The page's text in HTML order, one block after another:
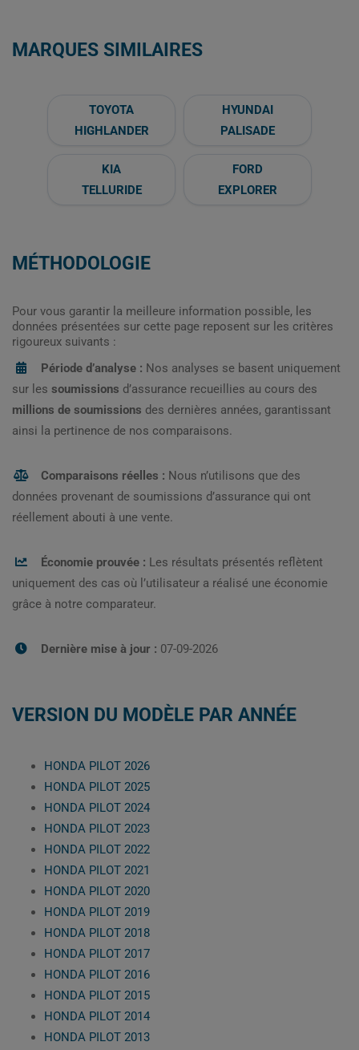
MARQUES SIMILAIRES
TOYOTA
HIGHLANDER
HYUNDAI
PALISADE
KIA
TELLURIDE
FORD
EXPLORER
MÉTHODOLOGIE
Pour vous garantir la meilleure information possible, les
données présentées sur cette page reposent sur les critères
rigoureux suivants :
Période d’analyse : Nos analyses se basent uniquement
sur les soumissions d’assurance recueillies au cours des
millions de soumissions des dernières années, garantissant
ainsi la pertinence de nos comparaisons.
Comparaisons réelles : Nous n’utilisons que des
données provenant de soumissions d’assurance qui ont
réellement abouti à une vente.
Économie prouvée : Les résultats présentés reflètent
uniquement des cas où l’utilisateur a réalisé une économie
grâce à notre comparateur.
Dernière mise à jour : 07-09-2026
VERSION DU MODÈLE PAR ANNÉE
HONDA PILOT 2026
HONDA PILOT 2025
HONDA PILOT 2024
HONDA PILOT 2023
HONDA PILOT 2022
HONDA PILOT 2021
HONDA PILOT 2020
HONDA PILOT 2019
HONDA PILOT 2018
HONDA PILOT 2017
HONDA PILOT 2016
HONDA PILOT 2015
HONDA PILOT 2014
HONDA PILOT 2013